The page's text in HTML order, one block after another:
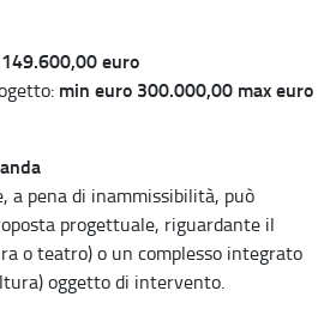
euro
min euro 300.000,00 max euro
a pena di inammissibilità, può
progettuale, riguardante il
o teatro) o un complesso integrato
oggetto di intervento.